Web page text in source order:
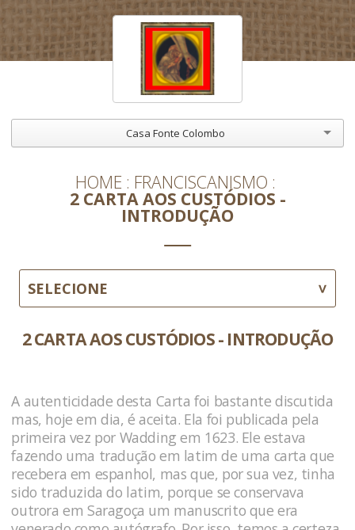
Casa Fonte Colombo
HOME FRANCISCANISMO
2 CARTA AOS CUSTÓDIOS -
INTRODUÇÃO
SELECIONE
2 CARTA AOS CUSTÓDIOS - INTRODUÇÃO
A autenticidade desta Carta foi bastante discutida
mas, hoje em dia, é aceita. Ela foi publicada pela
primeira vez por Wadding em 1623. Ele estava
fazendo uma tradução em latim de uma carta que
recebera em espanhol, mas que, por sua vez, tinha
sido traduzida do latim, porque se conservava
outrora em Saragoça um manuscrito que era